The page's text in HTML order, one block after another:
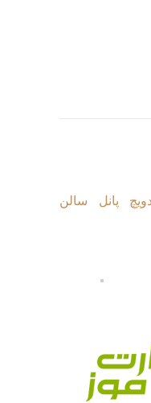
پانل سالن